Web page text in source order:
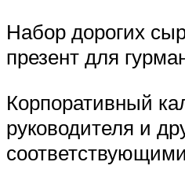
Набор дорогих
презент для
Корпоративный
руководителя и